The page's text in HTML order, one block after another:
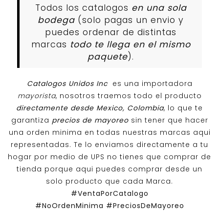
Todos los catalogos en una sola
bodega (solo pagas un envio y
puedes ordenar de distintas
marcas todo te llega en el mismo
paquete).
Catalogos Unidos Inc es una importadora
mayorista, nosotros traemos todo el producto
directamente desde Mexico, Colombia, lo que te
garantiza precios de mayoreosin tener que hacer
una orden minima en todas nuestras marcas aqui
representadas. Te lo enviamos directamente a tu
hogar por medio de UPS no tienes que comprar de
tienda porque aqui puedes comprar desde un
solo producto que cada Marca.
#VentaPorCatalogo
#NoOrdenMinima #PreciosDeMayoreo